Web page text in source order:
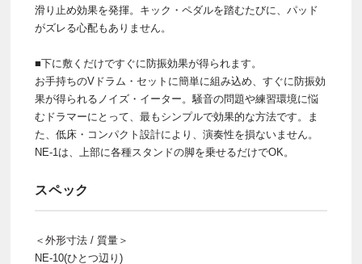
滑り止め効果を発揮。キック・ペダルを踏むたびに、パッド
がズレる心配もありません。
■下に敷くだけですぐに防振効果が得られます。
お手持ちのVドラム・セットに簡単に組み込め、すぐに防振効
果が得られるノイズ・イーター。騒音の問題や練習環境に悩
むドラマーにとって、最もシンプルで効果的な方法です。ま
た、低床・コンパクト設計により、演奏性を損ないません。
NE-1は、上部に各種スタンドの脚を乗せるだけでOK。
スペック
＜外形寸法 / 質量＞
NE-10(ひとつ辺り)